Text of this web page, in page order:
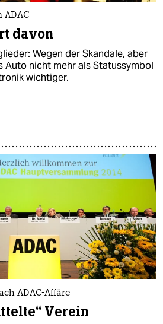
ADAC
davon
Wegen der Skandale, aber
Auto nicht mehr als Statussymbol
wichtiger.
ADAC-Affäre
Verein